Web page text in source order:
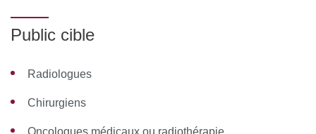
Oncologie médicale et radiothérapie
Dates des séminaires et examen :
Public cible
Radiologues
Chirurgiens